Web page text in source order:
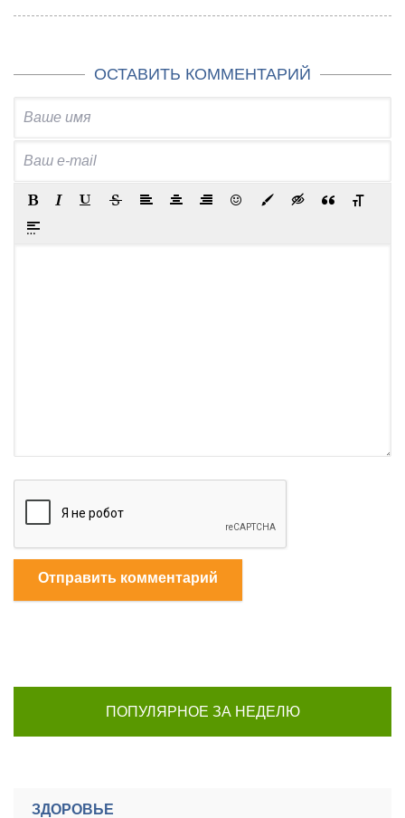
ОСТАВИТЬ КОММЕНТАРИЙ
Отправить комментарий
ПОПУЛЯРНОЕ ЗА НЕДЕЛЮ
ЗДОРОВЬЕ